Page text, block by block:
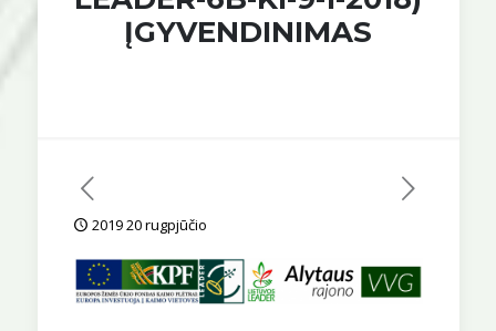
ĮGYVENDINIMAS
2019 20 rugpjūčio